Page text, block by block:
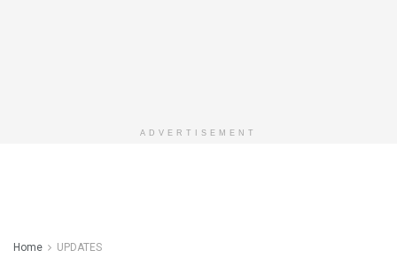
ADVERTISEMENT
Home UPDATES